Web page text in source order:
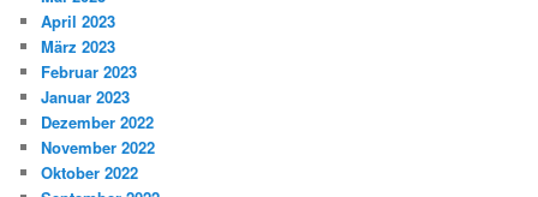
April 2023
März 2023
Februar 2023
Januar 2023
Dezember 2022
November 2022
Oktober 2022